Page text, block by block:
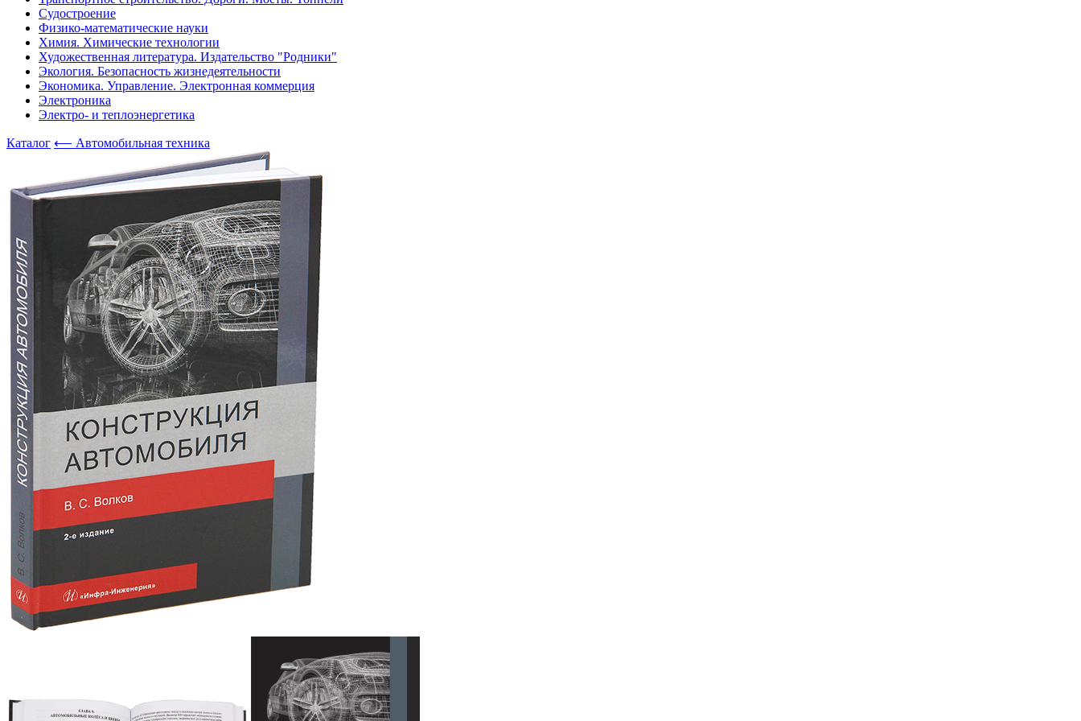
Судостроение
Физико-математические науки
Химия. Химические технологии
Художественная литература. Издательство "Родники"
Экология. Безопасность жизнедеятельности
Экономика. Управление. Электронная коммерция
Электроника
Электро- и теплоэнергетика
Каталог ⟵ Автомобильная техника